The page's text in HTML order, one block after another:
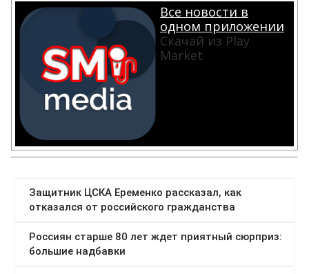
Все новости в
одном приложении
Скачай из Play
Market